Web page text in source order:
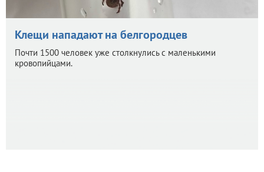
Клещи нападают на белгородцев
Почти 1500 человек уже столкнулись с маленькими
кровопийцами.